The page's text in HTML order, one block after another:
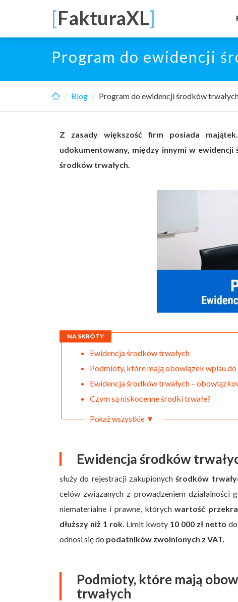
main
[FakturaXL]
Program do ewidencji
Blog Program do ewidencji środków
Z zasady większość firm posiada
udokumentowany, między innymi w
środków trwałych.
NA SKRÓTY
Ewidencja środków trwałych
Podmioty, które mają obowiązek wpisu
Ewidencja środków trwałych –
Czym są niskocenne środki trwałe?
Pokaż wszystkie ▼
Ewidencja środków
służy do rejestracji zakupionychśrodków
celów związanych z prowadzeniem
niematerialne i prawne, którychwartość
dłuższy niż 1 rok. Limit kwoty 10 000 zł netto
odnosi się do podatników zwolnionych z VAT.
Podmioty, które mają
trwałych